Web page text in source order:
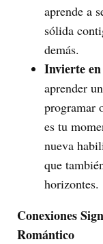
aprende a
sólida
demás.
Invierte
aprender
programar
es tu
nueva
que
horizontes.
Conexiones
Romántico